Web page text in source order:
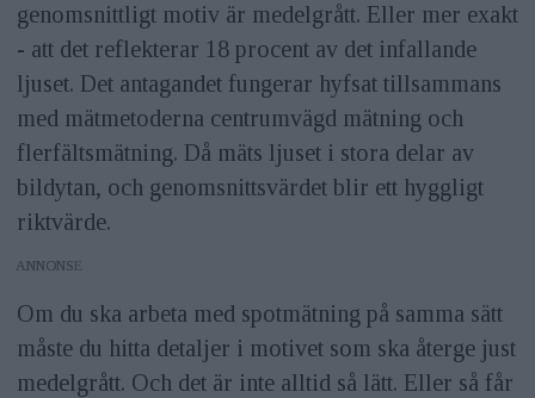
genomsnittligt motiv är medelgrått. Eller mer exakt
- att det reflekterar 18 procent av det infallande
ljuset. Det antagandet fungerar hyfsat tillsammans
med mätmetoderna centrumvägd mätning och
flerfältsmätning. Då mäts ljuset i stora delar av
bildytan, och genomsnittsvärdet blir ett hyggligt
riktvärde.
ANNONS
Om du ska arbeta med spotmätning på samma sätt
måste du hitta detaljer i motivet som ska återge just
medelgrått. Och det är inte alltid så lätt. Eller så får